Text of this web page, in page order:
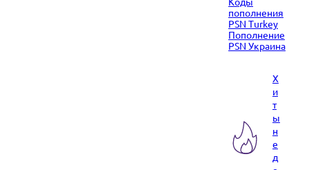
пополнения
PSN Turkey
Пополнение
PSN Украина
Х
и
т
ы
н
е
д